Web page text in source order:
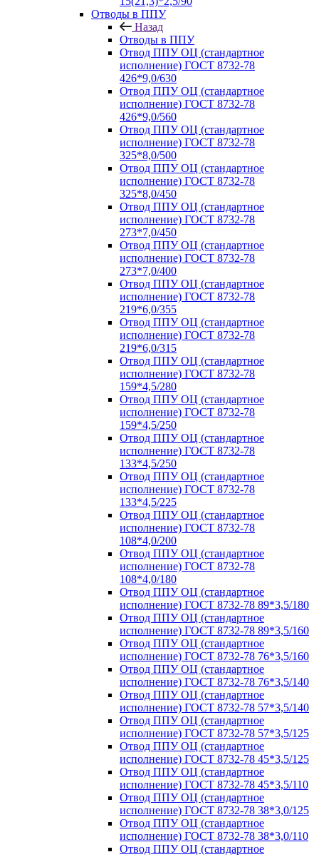
Отводы в ППУ
Назад
Отводы в ППУ
Отвод ППУ ОЦ (стандартное
исполнение) ГОСТ 8732-78
426*9,0/630
Отвод ППУ ОЦ (стандартное
исполнение) ГОСТ 8732-78
426*9,0/560
Отвод ППУ ОЦ (стандартное
исполнение) ГОСТ 8732-78
325*8,0/500
Отвод ППУ ОЦ (стандартное
исполнение) ГОСТ 8732-78
325*8,0/450
Отвод ППУ ОЦ (стандартное
исполнение) ГОСТ 8732-78
273*7,0/450
Отвод ППУ ОЦ (стандартное
исполнение) ГОСТ 8732-78
273*7,0/400
Отвод ППУ ОЦ (стандартное
исполнение) ГОСТ 8732-78
219*6,0/355
Отвод ППУ ОЦ (стандартное
исполнение) ГОСТ 8732-78
219*6,0/315
Отвод ППУ ОЦ (стандартное
исполнение) ГОСТ 8732-78
159*4,5/280
Отвод ППУ ОЦ (стандартное
исполнение) ГОСТ 8732-78
159*4,5/250
Отвод ППУ ОЦ (стандартное
исполнение) ГОСТ 8732-78
133*4,5/250
Отвод ППУ ОЦ (стандартное
исполнение) ГОСТ 8732-78
133*4,5/225
Отвод ППУ ОЦ (стандартное
исполнение) ГОСТ 8732-78
108*4,0/200
Отвод ППУ ОЦ (стандартное
исполнение) ГОСТ 8732-78
108*4,0/180
Отвод ППУ ОЦ (стандартное
исполнение) ГОСТ 8732-78 89*3,5/180
Отвод ППУ ОЦ (стандартное
исполнение) ГОСТ 8732-78 89*3,5/160
Отвод ППУ ОЦ (стандартное
исполнение) ГОСТ 8732-78 76*3,5/160
Отвод ППУ ОЦ (стандартное
исполнение) ГОСТ 8732-78 76*3,5/140
Отвод ППУ ОЦ (стандартное
исполнение) ГОСТ 8732-78 57*3,5/140
Отвод ППУ ОЦ (стандартное
исполнение) ГОСТ 8732-78 57*3,5/125
Отвод ППУ ОЦ (стандартное
исполнение) ГОСТ 8732-78 45*3,5/125
Отвод ППУ ОЦ (стандартное
исполнение) ГОСТ 8732-78 45*3,5/110
Отвод ППУ ОЦ (стандартное
исполнение) ГОСТ 8732-78 38*3,0/125
Отвод ППУ ОЦ (стандартное
исполнение) ГОСТ 8732-78 38*3,0/110
Отвод ППУ ОЦ (стандартное